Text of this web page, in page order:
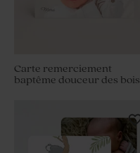
Carte remerciement
baptême douceur des bois